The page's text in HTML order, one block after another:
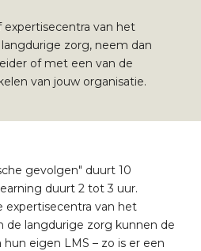
expertisecentra van het
zorg, neem dan
of met een van de
van jouw organisatie.
gevolgen" duurt 10
duurt 2 tot 3 uur.
expertisecentra van het
de langdurige zorg kunnen de
eigen LMS – zo is er een